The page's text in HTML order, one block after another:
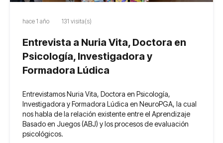
hace 1 año 131 visita(s)
Entrevista a Nuria Vita, Doctora en
Psicología, Investigadora y
Formadora Lúdica
Entrevistamos Nuria Vita, Doctora en Psicología,
Investigadora y Formadora Lúdica en NeuroPGA, la cual
nos habla de la relación existente entre el Aprendizaje
Basado en Juegos (ABJ) y los procesos de evaluación
psicológicos.